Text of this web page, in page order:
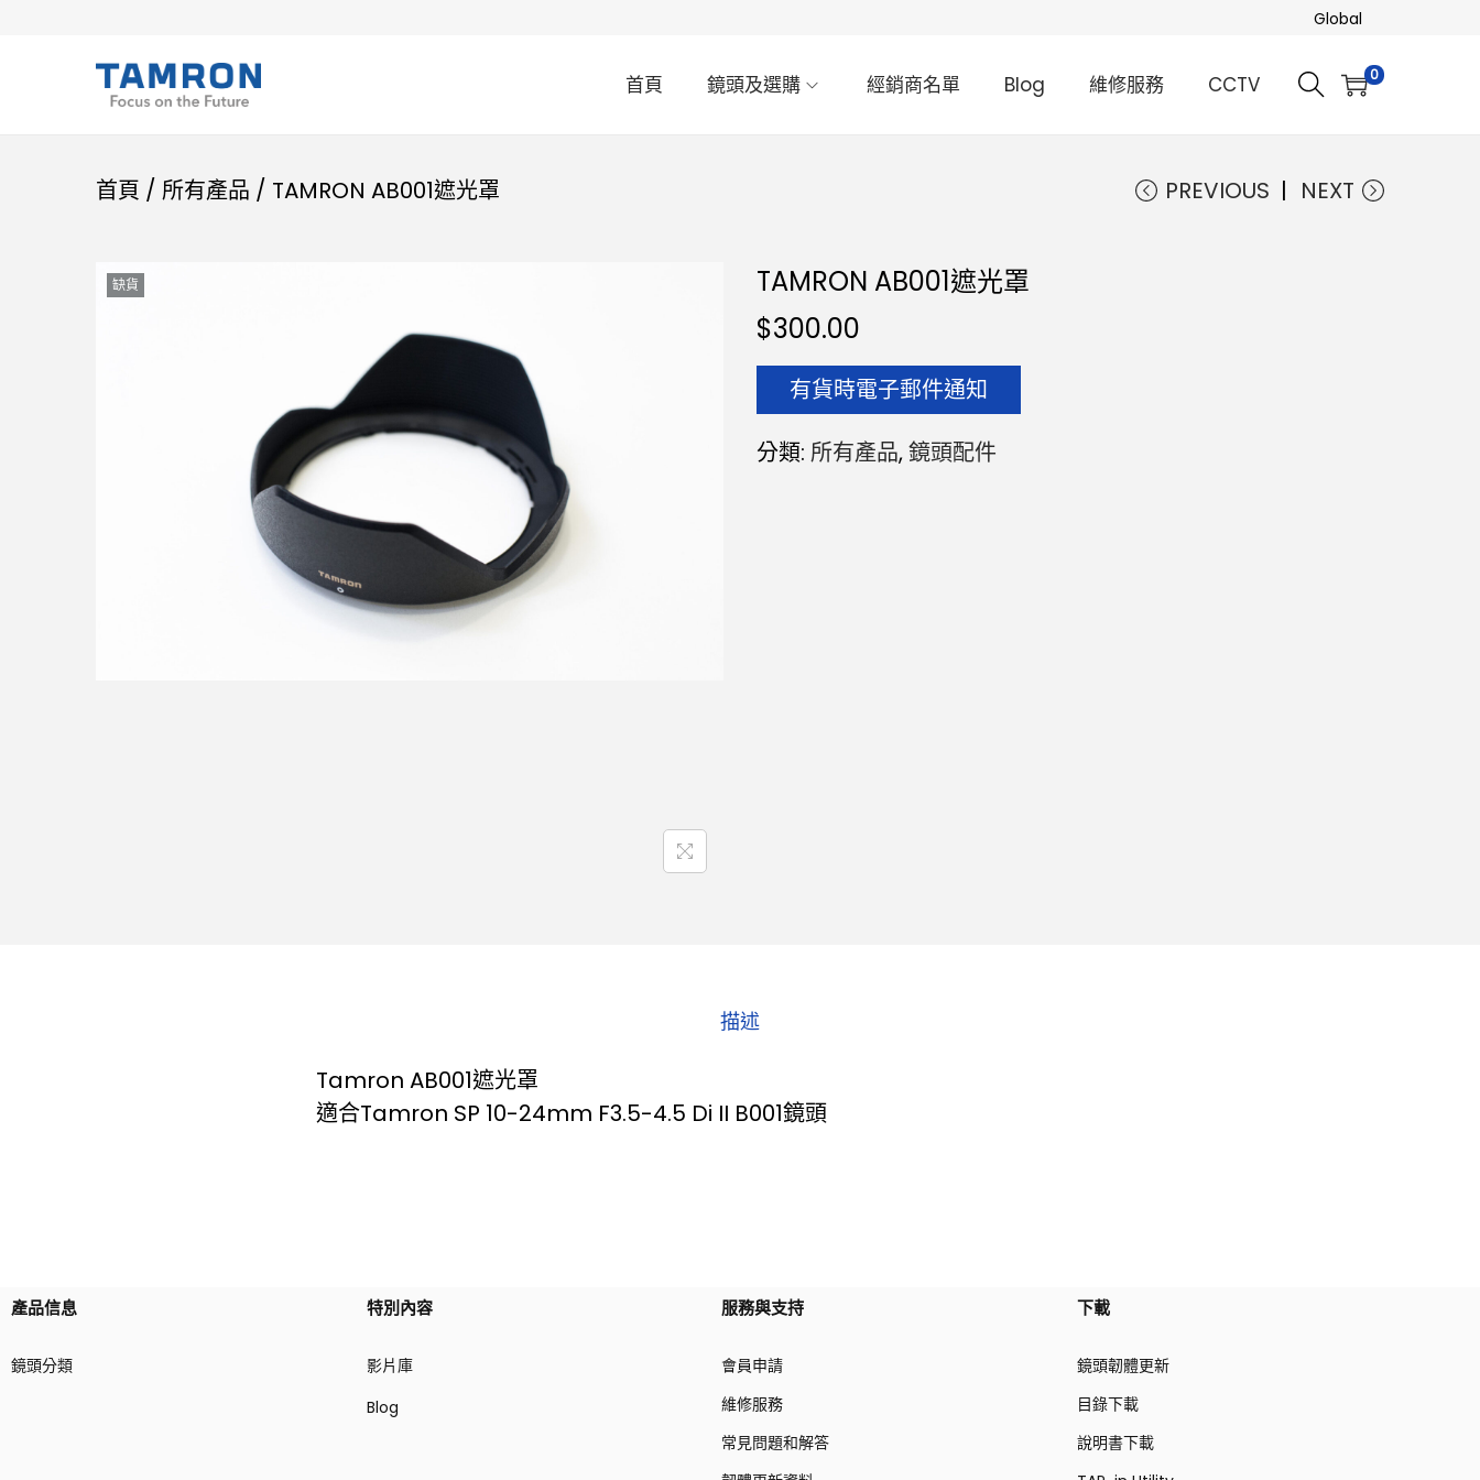
Global
首頁 鏡頭及選購 經銷商名單 Blog 維修服務 CCTV 0
首頁 / 所有產品 / TAMRON AB001遮光罩 PREVIOUS NEXT
缺貨
TAMRON AB001遮光罩
$300.00
有貨時電子郵件通知
分類: 所有產品,鏡頭配件
描述
Tamron AB001遮光罩
適合Tamron SP 10-24mm F3.5-4.5 Di II B001鏡頭
產品信息
鏡頭分類
特別內容
影片庫
Blog
服務與支持
會員申請
維修服務
常見問題和解答
下載
鏡頭韌體更新
目錄下載
說明書下載